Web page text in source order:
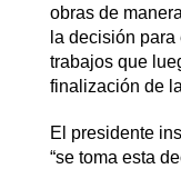
obras de
la decisión
trabajos que
finalización de
El presidente
“se toma esta